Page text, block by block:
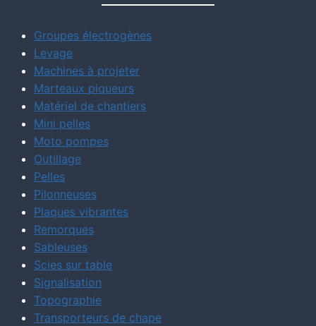
Groupes électrogènes
Levage
Machines à projeter
Marteaux piqueurs
Matériel de chantiers
Mini pelles
Moto pompes
Outillage
Pelles
Pilonneuses
Plaques vibrantes
Remorques
Sableuses
Scies sur table
Signalisation
Topographie
Transporteurs de chape